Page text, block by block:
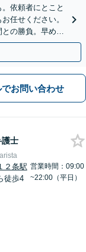
依頼者にとこと
任せください。
の勝負。早めに
でお問い合わせ
護士
２条駅
徒歩4
営業時間：09:00
~22:00（平日）